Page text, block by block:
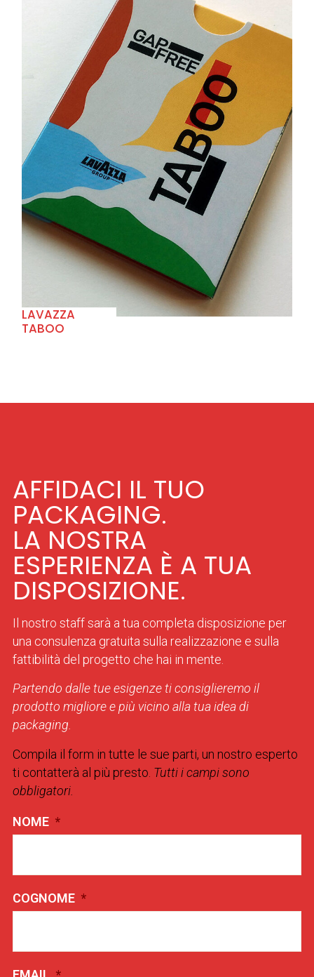
+
LAVAZZA
TABOO
AFFIDACI IL TUO
PACKAGING.
LA NOSTRA
ESPERIENZA È A TUA
DISPOSIZIONE.
Il nostro staff sarà a tua completa disposizione per
una consulenza gratuita sulla realizzazione e sulla
fattibilità del progetto che hai in mente.
Partendo dalle tue esigenze ti consiglieremo il
prodotto migliore e più vicino alla tua idea di
packaging.
Compila il form in tutte le sue parti, un nostro esperto
ti contatterà al più presto. Tutti i campi sono
obbligatori.
NOME *
COGNOME *